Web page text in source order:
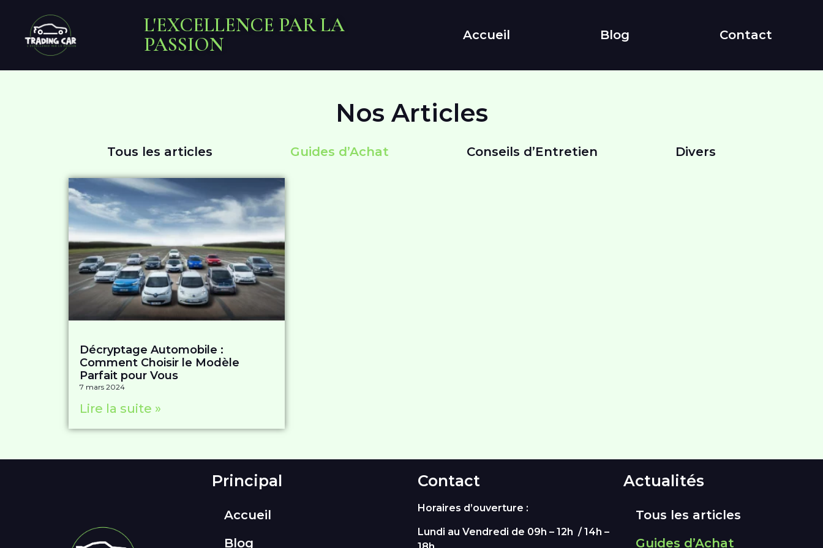
L'EXCELLENCE PAR LA
PASSION
Accueil Blog Contact
Nos Articles
Tous les articles Guides d’Achat Conseils d’Entretien Divers
Décryptage Automobile :
Comment Choisir le Modèle
Parfait pour Vous
7 mars 2024
Lire la suite »
Principal
Accueil
Blog
Contact
Horaires d’ouverture :
Lundi au Vendredi de 09h – 12h / 14h –
Actualités
Tous les articles
Guides d’Achat